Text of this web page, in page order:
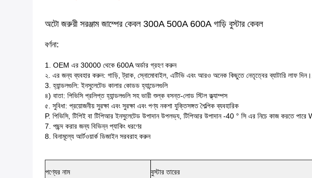
অটো জরুরী সরঞ্জাম জাম্পের কেবল 300A 500A 600A গাড়ি বুস্টার কেবল
বর্ণনা:
1. OEM এর 30000 থেকে 600A অর্ডার গ্রহণ করুন
২. এর জন্য ব্যবহার করুন: গাড়ি, ট্রাক, স্নোমোবাইল, এটিভি এবং আরও অনেক কিছুতে নেতৃত্বের ব্যাটারি লাফ
3. হ্যান্ডলগুলি: ইনসুলেটেড কালার কোডড হ্যান্ডেলগুলি
৪) বাতা: পিভিসি প্রলিপ্ত হ্যান্ডলগুলি সহ ভারী শুল্ক বসন্ত-লোড স্টিল ক্ল্যাম্পস
৫. সুবিধা: প্রয়োজনীয় সুরক্ষা এবং সুরক্ষা এবং পণ্য নকশা যুক্তিসঙ্গত শৈল্পিক ব্যবহারিক
P. পিভিসি, টিপিই বা টিপিআর ইনসুলেটেড উপাদান উপলভ্য, টিপিআর উপাদান -40 ° সি এর নিচে কাজ করতে পারে
7. পছন্দ করার জন্য বিভিন্ন প্যাকিং ধরণের
8. বিনামূল্যে আর্টওয়ার্ক ডিজাইন সরবরাহ করুন
পণ্যের নাম বুস্টার তারের